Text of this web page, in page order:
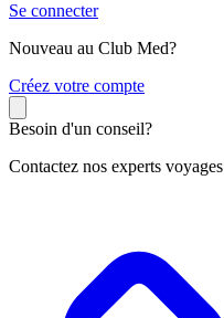
Se connecter
Nouveau au Club Med?
Créez votre compte
Besoin d'un conseil?
Contactez nos experts voyages